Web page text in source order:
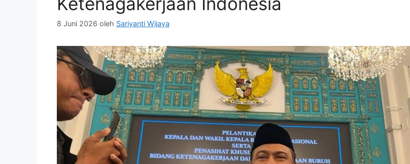
8 Juni 2026 oleh Sariyanti Wijaya